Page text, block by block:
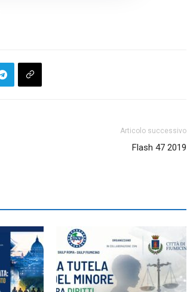
Articolo successivo
Flash 47 2019